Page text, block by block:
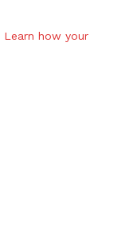
Learn how your